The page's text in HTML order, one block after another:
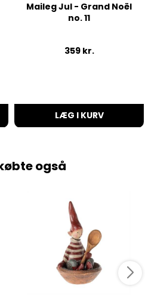
Maileg Jul - Grand Noël
no. 11
359 kr.
LÆG I KURV
også